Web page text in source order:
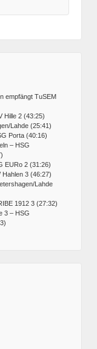
empfängt TuSEM
Hille 2 (43:25)
Lahde (25:41)
Porta (40:16)
– HSG
EURo 2 (31:26)
3 (46:27)
Lahde
1912 3 (27:32)
3 – HSG